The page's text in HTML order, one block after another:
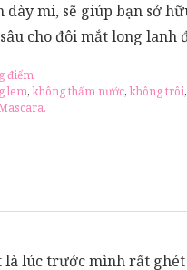
dày mi, sẽ giúp bạn sở
cho đôi mắt long lanh
điểm
lem,không thấm nước,không trôi,
lúc trước mình rất